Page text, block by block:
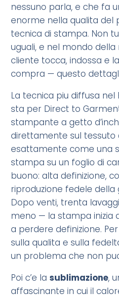
nessuno parla, e che fa
enorme nella qualita del
tecnica di stampa. Non
uguali, e nel mondo
cliente tocca, indossa e
compra — questo
La tecnica piu diffusa nel
sta per Direct to
stampante a getto
direttamente sul tessuto
esattamente come una
stampa su un foglio di
buono: alta definizione,
riproduzione fedele
Dopo venti, trenta
meno — la stampa inizia
a perdere definizione.
sulla qualita e sulla
un problema che non
Poi c’e lasublimazione,
affascinante in cui il